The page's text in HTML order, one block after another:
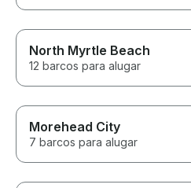
North Myrtle Beach
12 barcos para alugar
Morehead City
7 barcos para alugar